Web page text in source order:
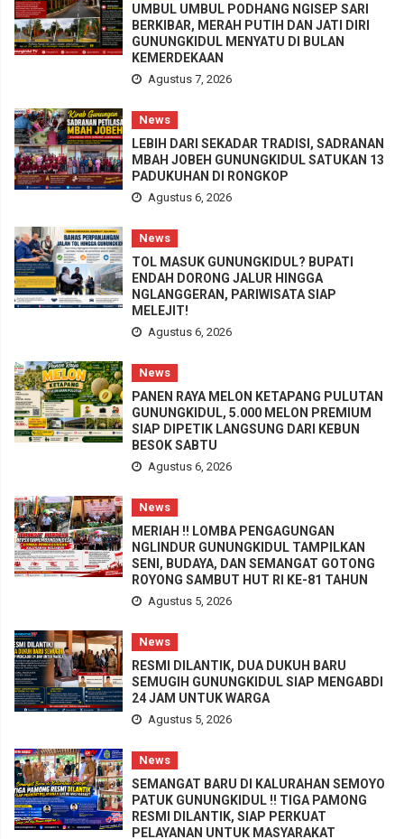
UMBUL UMBUL PODHANG NGISEP SARI
BERKIBAR, MERAH PUTIH DAN JATI DIRI
GUNUNGKIDUL MENYATU DI BULAN
KEMERDEKAAN
Agustus 7, 2026
News
LEBIH DARI SEKADAR TRADISI, SADRANAN
MBAH JOBEH GUNUNGKIDUL SATUKAN 13
PADUKUHAN DI RONGKOP
Agustus 6, 2026
News
TOL MASUK GUNUNGKIDUL? BUPATI
ENDAH DORONG JALUR HINGGA
NGLANGGERAN, PARIWISATA SIAP
MELEJIT!
Agustus 6, 2026
News
PANEN RAYA MELON KETAPANG PULUTAN
GUNUNGKIDUL, 5.000 MELON PREMIUM
SIAP DIPETIK LANGSUNG DARI KEBUN
BESOK SABTU
Agustus 6, 2026
News
MERIAH !! LOMBA PENGAGUNGAN
NGLINDUR GUNUNGKIDUL TAMPILKAN
SENI, BUDAYA, DAN SEMANGAT GOTONG
ROYONG SAMBUT HUT RI KE-81 TAHUN
Agustus 5, 2026
News
RESMI DILANTIK, DUA DUKUH BARU
SEMUGIH GUNUNGKIDUL SIAP MENGABDI
24 JAM UNTUK WARGA
Agustus 5, 2026
News
SEMANGAT BARU DI KALURAHAN SEMOYO
PATUK GUNUNGKIDUL !! TIGA PAMONG
RESMI DILANTIK, SIAP PERKUAT
PELAYANAN UNTUK MASYARAKAT